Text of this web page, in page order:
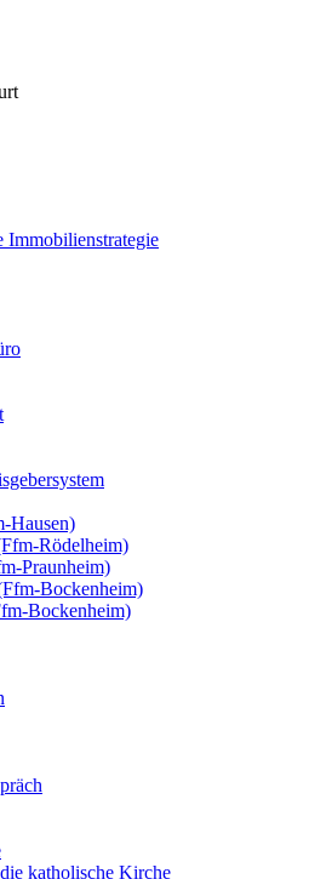
Hausen)
Rödelheim)
Praunheim)
Bockenheim)
Bockenheim)
katholische Kirche